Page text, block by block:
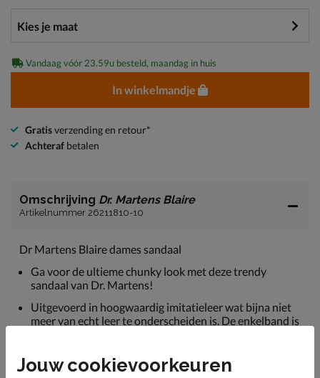
Vandaag vóór 23.59u besteld, maandag in huis
In winkelmandje
Gratisverzending en retour*
Achteraf betalen
Omschrijving Dr. Martens Blaire
Artikelnummer 26211810-10
Dr Martens Blaire dames sandaal
Ga voor de ultieme chunky look met deze trendy
sandaal van Dr. Martens!
Uitgevoerd in hoogwaardig imitatieleer wat bijna niet
meer van echt leer te onderscheiden is. De enkelband is
De banden zijn aan de binnenkant tevens afgewerkt
met imitatieleer.
Jouw cookievoorkeuren